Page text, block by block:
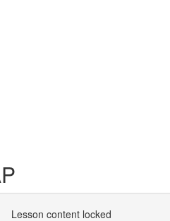
Lesson content locked